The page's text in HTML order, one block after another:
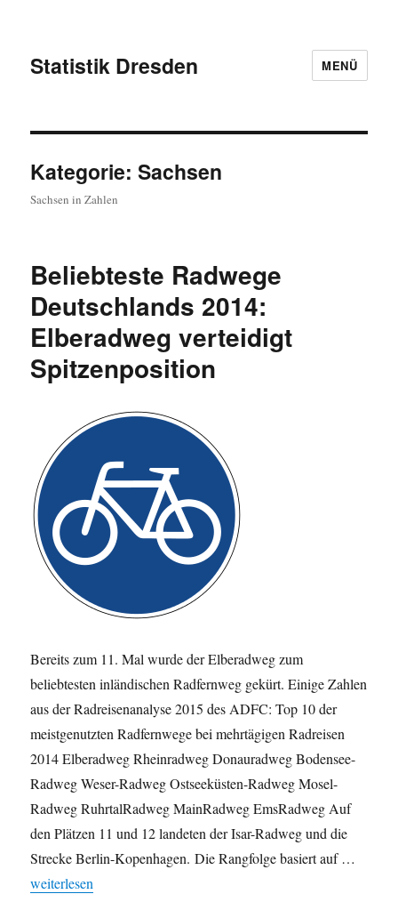
Statistik Dresden MENÜ
Kategorie:Sachsen
Sachsen in Zahlen
Beliebteste Radwege
Deutschlands 2014:
Elberadweg verteidigt
Spitzenposition
Bereits zum 11. Mal wurde der Elberadweg zum
beliebtesten inländischen Radfernweg gekürt. Einige Zahlen
aus der Radreisenanalyse 2015 des ADFC: Top 10 der
meistgenutzten Radfernwege bei mehrtägigen Radreisen
2014 Elberadweg Rheinradweg Donauradweg Bodensee-
Radweg Weser-Radweg Ostseeküsten-Radweg Mosel-
Radweg RuhrtalRadweg MainRadweg EmsRadweg Auf
den Plätzen 11 und 12 landeten der Isar-Radweg und die
Strecke Berlin-Kopenhagen. Die Rangfolge basiert auf …
„Beliebteste Radwege Deutschlands 2014: Elberadweg
weiterlesen